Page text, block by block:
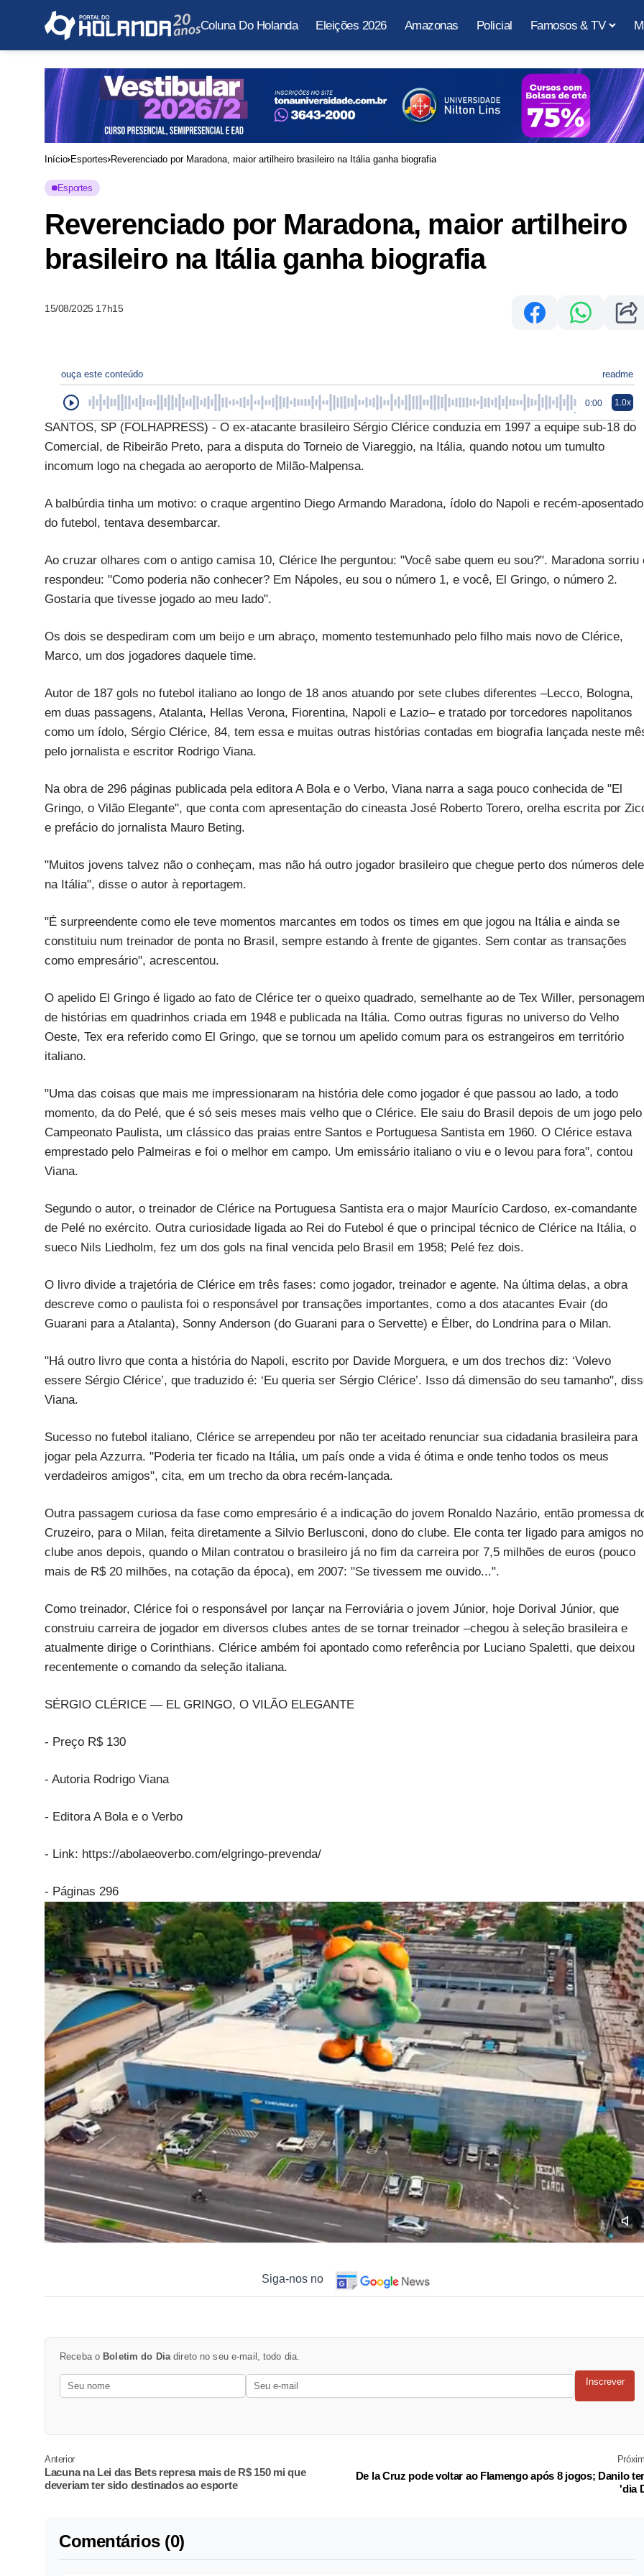
Coluna Do Holanda Eleições 2026 Amazonas Policial Famosos & TV
Início Esportes Reverenciado por Maradona, maior artilheiro brasileiro na Itália ganha biografia
Esportes
Reverenciado por Maradona, maior artilheiro
brasileiro na Itália ganha biografia
15/08/2025 17h15
ouça este conteúdo readme
0:00 1.0x
SANTOS, SP (FOLHAPRESS) - O ex-atacante brasileiro Sérgio Clérice conduzia em 1997 a equipe sub-18 do
Comercial, de Ribeirão Preto, para a disputa do Torneio de Viareggio, na Itália, quando notou um tumulto
incomum logo na chegada ao aeroporto de Milão-Malpensa.
A balbúrdia tinha um motivo: o craque argentino Diego Armando Maradona, ídolo do Napoli e recém-aposentado
do futebol, tentava desembarcar.
Ao cruzar olhares com o antigo camisa 10, Clérice lhe perguntou: "Você sabe quem eu sou?". Maradona sorriu
respondeu: "Como poderia não conhecer? Em Nápoles, eu sou o número 1, e você, El Gringo, o número 2.
Gostaria que tivesse jogado ao meu lado".
Os dois se despediram com um beijo e um abraço, momento testemunhado pelo filho mais novo de Clérice,
Marco, um dos jogadores daquele time.
Autor de 187 gols no futebol italiano ao longo de 18 anos atuando por sete clubes diferentes –Lecco, Bologna,
em duas passagens, Atalanta, Hellas Verona, Fiorentina, Napoli e Lazio– e tratado por torcedores napolitanos
como um ídolo, Sérgio Clérice, 84, tem essa e muitas outras histórias contadas em biografia lançada neste
pelo jornalista e escritor Rodrigo Viana.
Na obra de 296 páginas publicada pela editora A Bola e o Verbo, Viana narra a saga pouco conhecida de "El
Gringo, o Vilão Elegante", que conta com apresentação do cineasta José Roberto Torero, orelha escrita por
e prefácio do jornalista Mauro Beting.
"Muitos jovens talvez não o conheçam, mas não há outro jogador brasileiro que chegue perto dos números dele
na Itália", disse o autor à reportagem.
"É surpreendente como ele teve momentos marcantes em todos os times em que jogou na Itália e ainda se
constituiu num treinador de ponta no Brasil, sempre estando à frente de gigantes. Sem contar as transações
como empresário", acrescentou.
O apelido El Gringo é ligado ao fato de Clérice ter o queixo quadrado, semelhante ao de Tex Willer, personagem
de histórias em quadrinhos criada em 1948 e publicada na Itália. Como outras figuras no universo do Velho
Oeste, Tex era referido como El Gringo, que se tornou um apelido comum para os estrangeiros em território
italiano.
"Uma das coisas que mais me impressionaram na história dele como jogador é que passou ao lado, a todo
momento, da do Pelé, que é só seis meses mais velho que o Clérice. Ele saiu do Brasil depois de um jogo pelo
Campeonato Paulista, um clássico das praias entre Santos e Portuguesa Santista em 1960. O Clérice estava
emprestado pelo Palmeiras e foi o melhor em campo. Um emissário italiano o viu e o levou para fora", contou
Viana.
Segundo o autor, o treinador de Clérice na Portuguesa Santista era o major Maurício Cardoso, ex-comandante
de Pelé no exército. Outra curiosidade ligada ao Rei do Futebol é que o principal técnico de Clérice na Itália, o
sueco Nils Liedholm, fez um dos gols na final vencida pelo Brasil em 1958; Pelé fez dois.
O livro divide a trajetória de Clérice em três fases: como jogador, treinador e agente. Na última delas, a obra
descreve como o paulista foi o responsável por transações importantes, como a dos atacantes Evair (do
Guarani para a Atalanta), Sonny Anderson (do Guarani para o Servette) e Élber, do Londrina para o Milan.
"Há outro livro que conta a história do Napoli, escrito por Davide Morguera, e um dos trechos diz: ‘Volevo
essere Sérgio Clérice’, que traduzido é: ‘Eu queria ser Sérgio Clérice’. Isso dá dimensão do seu tamanho",
Viana.
Sucesso no futebol italiano, Clérice se arrependeu por não ter aceitado renunciar sua cidadania brasileira para
jogar pela Azzurra. "Poderia ter ficado na Itália, um país onde a vida é ótima e onde tenho todos os meus
verdadeiros amigos", cita, em um trecho da obra recém-lançada.
Outra passagem curiosa da fase como empresário é a indicação do jovem Ronaldo Nazário, então promessa
Cruzeiro, para o Milan, feita diretamente a Silvio Berlusconi, dono do clube. Ele conta ter ligado para amigos no
clube anos depois, quando o Milan contratou o brasileiro já no fim da carreira por 7,5 milhões de euros (pouco
mais de R$ 20 milhões, na cotação da época), em 2007: "Se tivessem me ouvido...".
Como treinador, Clérice foi o responsável por lançar na Ferroviária o jovem Júnior, hoje Dorival Júnior, que
construiu carreira de jogador em diversos clubes antes de se tornar treinador –chegou à seleção brasileira e
atualmente dirige o Corinthians. Clérice ambém foi apontado como referência por Luciano Spaletti, que deixou
recentemente o comando da seleção italiana.
SÉRGIO CLÉRICE — EL GRINGO, O VILÃO ELEGANTE
- Preço R$ 130
- Autoria Rodrigo Viana
- Editora A Bola e o Verbo
- Link: https://abolaeoverbo.com/elgringo-prevenda/
- Páginas 296
Siga-nos no
Receba o Boletim do Diadireto no seu e-mail, todo dia.
Inscrever
Anterior
Lacuna na Lei das Bets represa mais de R$ 150 mi que
deveriam ter sido destinados ao esporte
De la Cruz pode voltar ao Flamengo após 8 jogos; Danilo
'dia
Comentários (0)